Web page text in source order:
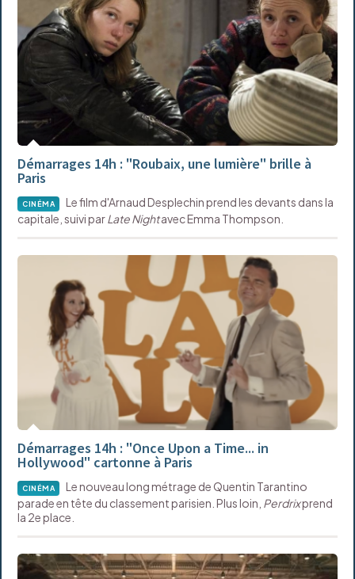
Démarrages 14h : "Roubaix, une lumière" brille à
Paris
CINÉMA
Le film d'Arnaud Desplechin prend les devants dans la
capitale, suivi parLate Nightavec Emma Thompson.
Démarrages 14h : "Once Upon a Time... in
Hollywood" cartonne à Paris
CINÉMA
Le nouveau long métrage de Quentin Tarantino
parade en tête du classement parisien. Plus loin, Perdrixprend
la 2e place.